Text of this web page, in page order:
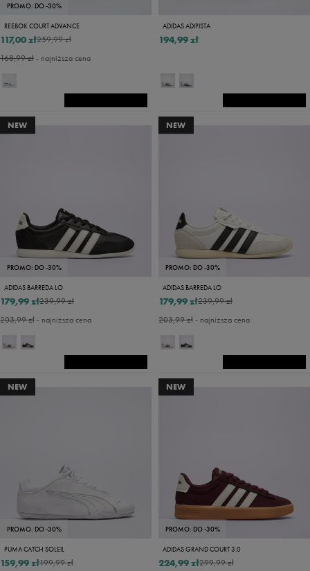
PROMO: DO -30%
REEBOK COURT ADVANCE
259,99 zł
117,00 zł
168,99 zł- najniższa cena
ADIDAS ADIPISTA
194,99 zł
NEW
PROMO: DO -30%
ADIDAS BARREDA LO
239,99 zł
179,99 zł
203,99 zł- najniższa cena
NEW
PROMO: DO -30%
ADIDAS BARREDA LO
239,99 zł
179,99 zł
203,99 zł- najniższa cena
NEW
PROMO: DO -30%
PUMA CATCH SOLEIL
199,99 zł
159,99 zł
NEW
PROMO: DO -30%
ADIDAS GRAND COURT 3.0
299,99 zł
224,99 zł